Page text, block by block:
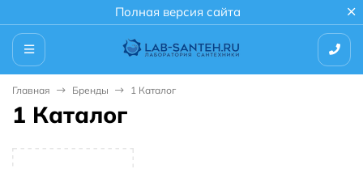
Полная версия сайта
Главная Бренды 1 Каталог
1 Каталог